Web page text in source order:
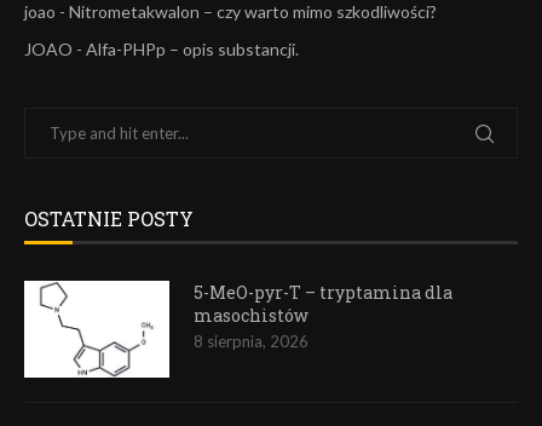
joao - Nitrometakwalon – czy warto mimo szkodliwości?
JOAO - Alfa-PHPp – opis substancji.
OSTATNIE POSTY
5-MeO-pyr-T – tryptamina dla
masochistów
8 sierpnia, 2026